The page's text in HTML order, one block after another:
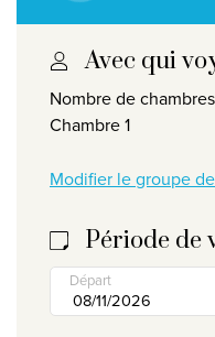
Les
IKYK Malte
Dhigali Resort
À propos
Qui sommes-nous
Avec qui
Nombre de chambres
Chambre 1
Modifier le groupe
Période de
Départ